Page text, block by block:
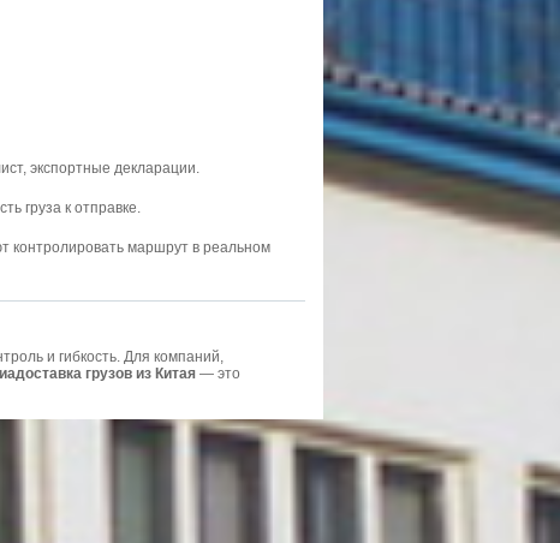
экспортные декларации.
груза к отправке.
маршрут в реальном
и гибкость. Для компаний,
грузов из Китая — это